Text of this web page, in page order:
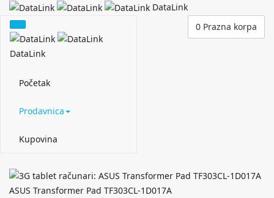
DataLink
DataLink
Početak
Prodavnica
Kupovina
0 Prazna korpa
ASUS Transformer Pad TF303CL-1D017A